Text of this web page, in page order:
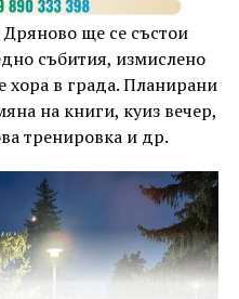
ще се състои
събития, измислено
хора в града. Планирани
на книги, куиз вечер,
тренировка и др.